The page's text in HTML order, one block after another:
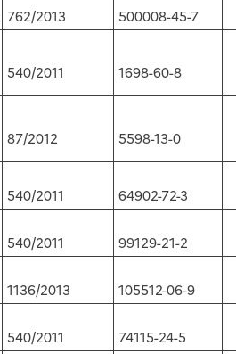
762/2013 500008-45-7
540/2011 1698-60-8
87/2012 5598-13-0
540/2011 64902-72-3
540/2011 99129-21-2
1136/2013 105512-06-9
540/2011 74115-24-5